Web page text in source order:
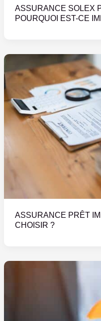
ASSURANCE SOLEX
POURQUOI EST-CE
ASSURANCE PRÊT
CHOISIR ?